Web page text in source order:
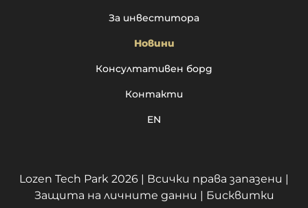
За инвеститора
Новини
Консултативен борд
Контакти
EN
Lozen Tech Park 2026 | Всички права запазени |
Защита на личните данни | Бисквитки